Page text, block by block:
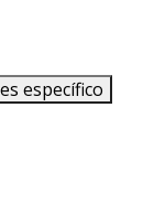
específico